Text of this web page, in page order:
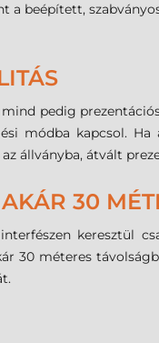
a beépített,
pedig
módba kapcsol.
állványba, átvált
30
keresztül
30 méteres